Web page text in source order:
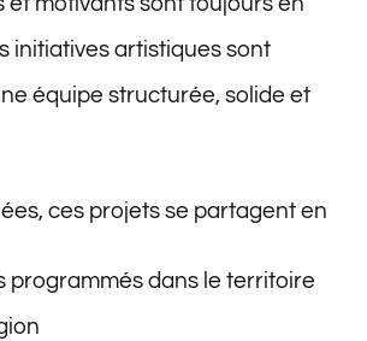
initiatives artistiques sont
équipe structurée, solide et
ces projets se partagent en
programmés dans le territoire